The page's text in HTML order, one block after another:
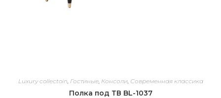
Luxury collectoin Гостиные, Консоли, Современная классика
Полка под ТВ BL-1037